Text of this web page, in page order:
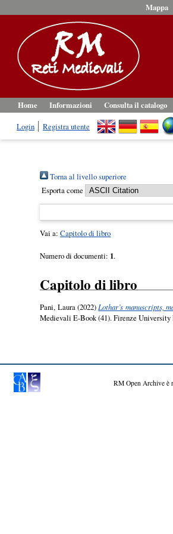
Mappa
Home Informazioni
Consulta il catalogo
Login
Registra utente
Torna al livello superiore
Esporta come
Vai a:Capitolo di libro
Numero di documenti: 1.
Capitolo di libro
Pani, Laura(2022)Lothar’s manuscripts,
Medievali E-Book (41). Firenze University
RM Open Archive è